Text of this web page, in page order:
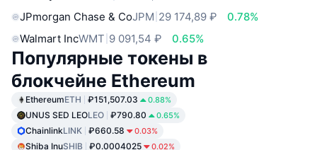
JPmorgan Chase & CoJPM 29 174,89 ₽
0.78%
Walmart IncWMT 9 091,54 ₽ 0.65%
Популярные токены в
блокчейне Ethereum
EthereumETH ₽151,507.03 0.88%
UNUS SED LEOLEO ₽790.80 0.65%
ChainlinkLINK ₽660.58 0.03%
Shiba InuSHIB ₽0.0004025 0.02%